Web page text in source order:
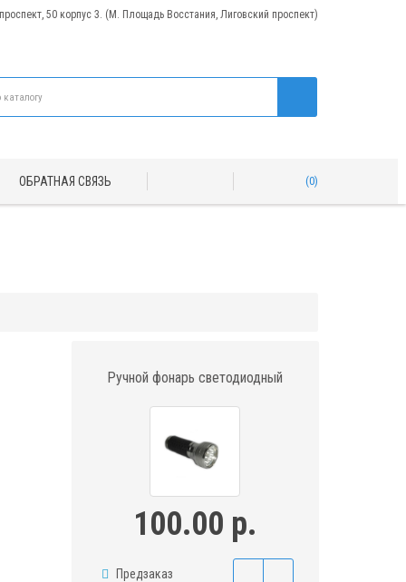
50 корпус 3. (М. Площадь Восстания, Лиговский проспект)
ОБРАТНАЯ СВЯЗЬ 0
Ручной фонарь светодиодный
100.00 р.
Предзаказ